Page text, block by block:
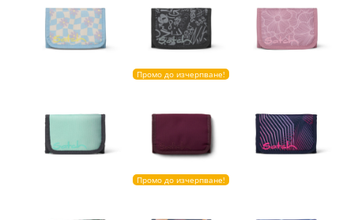
Промо до изчерпване!
Промо до изчерпване!